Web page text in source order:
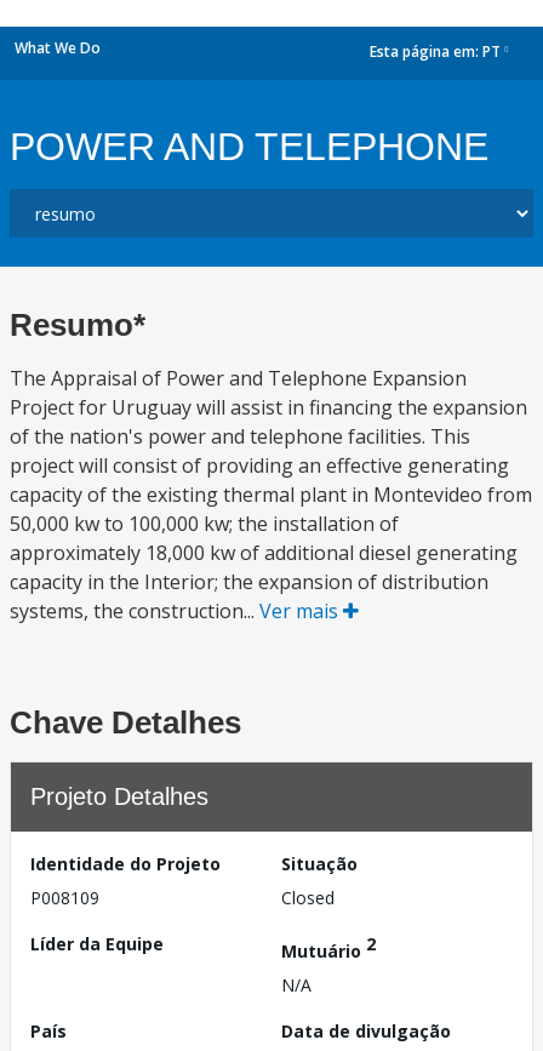
What We Do Esta página em: PT
POWER AND TELEPHONE
Resumo*
The Appraisal of Power and Telephone Expansion
Project for Uruguay will assist in financing the expansion
of the nation's power and telephone facilities. This
project will consist of providing an effective generating
capacity of the existing thermal plant in Montevideo from
50,000 kw to 100,000 kw; the installation of
approximately 18,000 kw of additional diesel generating
capacity in the Interior; the expansion of distribution
systems, the construction... Ver mais
Chave Detalhes
Projeto Detalhes
Identidade do Projeto
P008109
Situação
Closed
Líder da Equipe
Mutuário 2
N/A
País
Data de divulgação